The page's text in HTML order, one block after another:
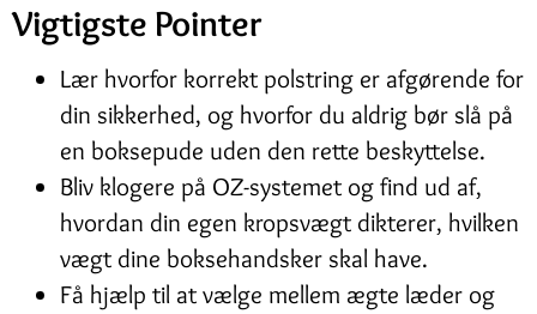
Vigtigste Pointer
Lær hvorfor korrekt polstring er afgørende for
din sikkerhed, og hvorfor du aldrig bør slå på
en boksepude uden den rette beskyttelse.
Bliv klogere på OZ-systemet og find ud af,
hvordan din egen kropsvægt dikterer, hvilken
vægt dine boksehandsker skal have.
Få hjælp til at vælge mellem ægte læder og